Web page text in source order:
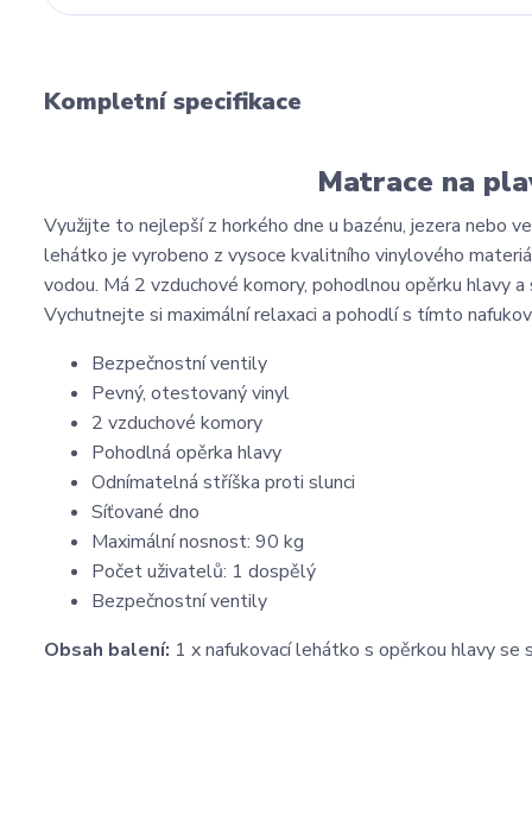
Kompletní specifikace
Matrace na
Využijte to nejlepší z horkého dne u bazénu, jezera nebo
lehátko je vyrobeno z vysoce kvalitního vinylového
vodou. Má 2 vzduchové komory, pohodlnou opěrku
Vychutnejte si maximální relaxaci a pohodlí s tímto
Bezpečnostní ventily
Pevný, otestovaný vinyl
2 vzduchové komory
Pohodlná opěrka hlavy
Odnímatelná stříška proti slunci
Síťované dno
Maximální nosnost: 90 kg
Počet uživatelů: 1 dospělý
Bezpečnostní ventily
Obsah balení: 1 x nafukovací lehátko s opěrkou hlavy